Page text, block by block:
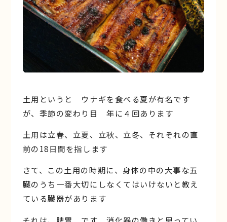
土用というと ウナギを食べる夏が有名です
が、季節の変わり目 年に４回あります
土用は立春、立夏、立秋、立冬、それぞれの直
前の18日間を指します
さて、この土用の時期に、身体の中の大事な五
臓のうち一番大切にしなくてはいけないと教え
ている臓器があります
それは、脾胃 です 消化器の働きと思ってい